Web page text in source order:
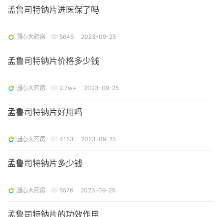
孟鲁司特钠片进医保了吗
圆心大药房 5646 2023-09-25
孟鲁司特钠片价格多少钱
圆心大药房 2.7w+ 2023-09-25
孟鲁司特钠片好用吗
圆心大药房 4153 2023-09-25
孟鲁司特钠片多少钱
圆心大药房 5576 2023-09-25
孟鲁司特钠片的功效作用